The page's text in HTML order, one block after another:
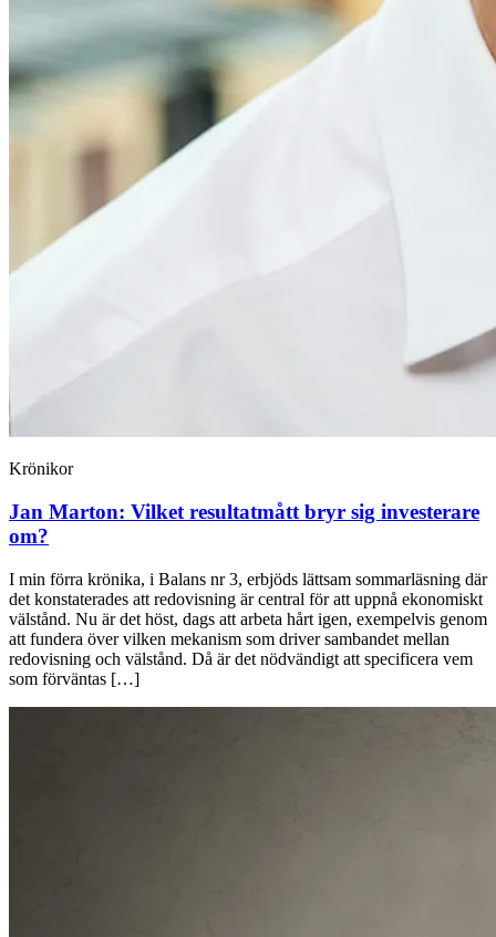
Krönikor
Jan Marton: Vilket resultatmått bryr sig investerare
om?
I min förra krönika, i Balans nr 3, erbjöds lättsam sommarläsning där
det konstaterades att redo­visning är central för att uppnå ekonomiskt
välstånd. Nu är det höst, dags att arbeta hårt igen, exempelvis genom
att fundera över vilken mekanism som driver sambandet mellan
redovisning och ­välstånd. Då är det nödvändigt att specificera vem
som förväntas […]